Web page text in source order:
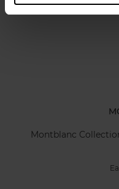
Montblanc